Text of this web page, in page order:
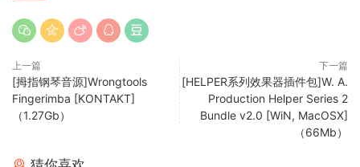
对和弦复杂度、音符数量、节拍和小节结构、图案生成、和
x64: VST3、VST2、AAX | x86*： VST3、VST2
安装即可！(与上一版本的 AppID 相同）。
2.0.0.231219 x86 VST3 和 VST2 仍包含在此版本中。
上一篇
[拇指钢琴音源]Wrongtools
Fingerimba [KONTAKT]
（1.27Gb）
下一篇
[HELPER系列效果器插件包]W. A.
Production Helper Series 2
Bundle v2.0 [WiN, MacOSX]
（66Mb）